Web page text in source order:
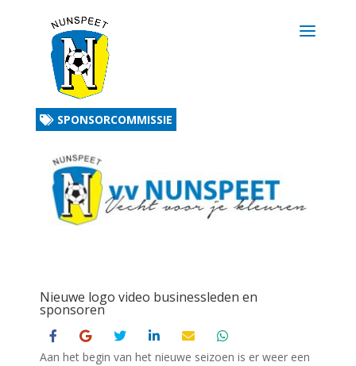
Nieuwe logo video businessleden en
sponsoren
SPONSORCOMMISSIE
Aan het begin van het nieuwe seizoen is er weer een